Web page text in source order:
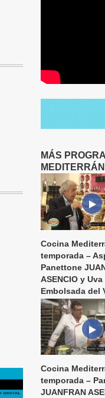
MÁS
Cocina
temporada –
Panettone
ASENCIO y
Embolsada del
Cocina
temporada –
JUANFRAN